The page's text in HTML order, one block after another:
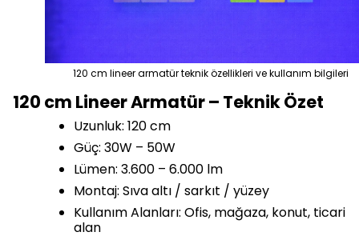
120 cm lineer armatür teknik özellikleri ve kullanım bilgileri
120 cm Lineer Armatür – Teknik Özet
Uzunluk: 120 cm
Güç: 30W – 50W
Lümen: 3.600 – 6.000 lm
Montaj: Sıva altı / sarkıt / yüzey
Kullanım Alanları: Ofis, mağaza, konut, ticari
alan